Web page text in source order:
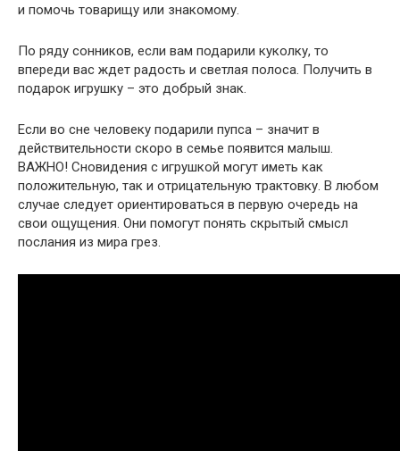
и помочь товарищу или знакомому.
По ряду сонников, если вам подарили куколку, то
впереди вас ждет радость и светлая полоса. Получить в
подарок игрушку – это добрый знак.
Если во сне человеку подарили пупса – значит в
действительности скоро в семье появится малыш.
ВАЖНО! Сновидения с игрушкой могут иметь как
положительную, так и отрицательную трактовку. В любом
случае следует ориентироваться в первую очередь на
свои ощущения. Они помогут понять скрытый смысл
послания из мира грез.